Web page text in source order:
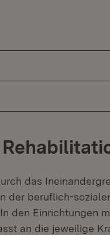
das
der beruflich-
den Einrichtungen
an die jeweilige